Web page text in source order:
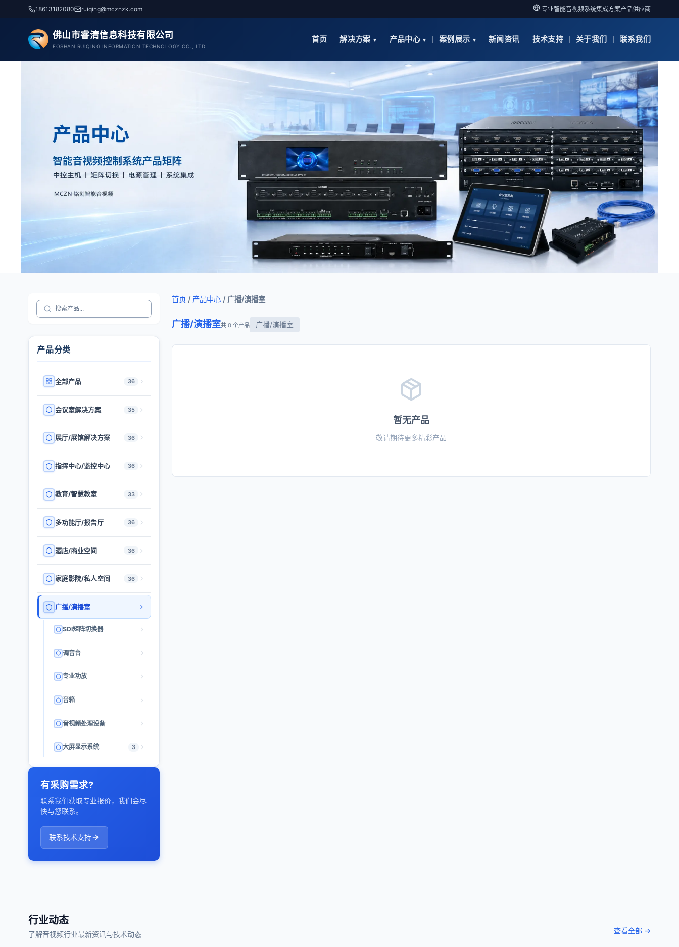
18613182080 ruiqing@mcznzk.com 专业智能音视频系统集成方案产品供应商
佛山市睿清信息科技有限公司
FOSHAN RUIQING INFORMATION TECHNOLOGY CO., LTD.
首页 解决方案 产品中心 案例展示 新闻资讯 技术支持 关于我们 联系我们
产品分类
全部产品 36
会议室解决方案 35
展厅/展馆解决方案 36
指挥中心/监控中心 36
教育/智慧教室 33
多功能厅/报告厅 36
酒店/商业空间 36
家庭影院/私人空间 36
广播/演播室
SDI矩阵切换器
调音台
专业功放
音箱
音视频处理设备
大屏显示系统 3
有采购需求?
联系我们获取专业报价，我们会尽
快与您联系。
联系技术支持
首页 / 产品中心 / 广播/演播室
广播/演播室共 0 个产品 广播/演播室
暂无产品
敬请期待更多精彩产品
行业动态
了解音视频行业最新资讯与技术动态 查看全部 →